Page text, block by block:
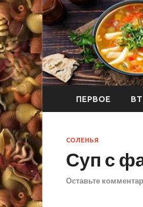
ПЕРВОЕ
СОЛЕНЬЯ
Суп с
Оставьте